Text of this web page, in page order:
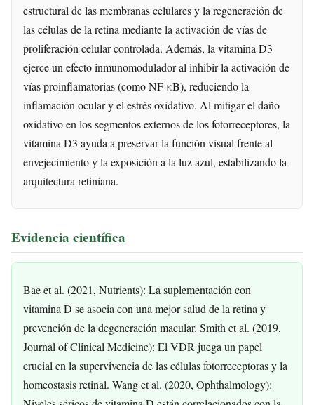
estructural de las membranas celulares y la regeneración de
las células de la retina mediante la activación de vías de
proliferación celular controlada. Además, la vitamina D3
ejerce un efecto inmunomodulador al inhibir la activación de
vías proinflamatorias (como NF-κB), reduciendo la
inflamación ocular y el estrés oxidativo. Al mitigar el daño
oxidativo en los segmentos externos de los fotorreceptores, la
vitamina D3 ayuda a preservar la función visual frente al
envejecimiento y la exposición a la luz azul, estabilizando la
arquitectura retiniana.
Evidencia científica
Bae et al. (2021, Nutrients): La suplementación con
vitamina D se asocia con una mejor salud de la retina y
prevención de la degeneración macular. Smith et al. (2019,
Journal of Clinical Medicine): El VDR juega un papel
crucial en la supervivencia de las células fotorreceptoras y la
homeostasis retinal. Wang et al. (2020, Ophthalmology):